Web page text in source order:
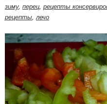
зиму, перец, рецепты
рецепты,лечо